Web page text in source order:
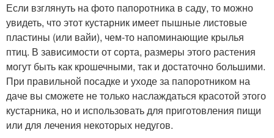
Если взглянуть на фото папоротника в саду, то можно
увидеть, что этот кустарник имеет пышные листовые
пластины (или вайи), чем-то напоминающие крылья
птиц. В зависимости от сорта, размеры этого растения
могут быть как крошечными, так и достаточно большими.
При правильной посадке и уходе за папоротником на
даче вы сможете не только наслаждаться красотой этого
кустарника, но и использовать для приготовления пищи
или для лечения некоторых недугов.